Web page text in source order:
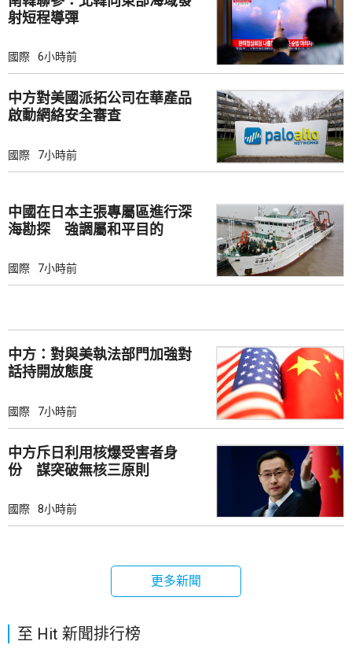
射短程導彈
國際 6小時前
中方對美國派拓公司在華產品
啟動網絡安全審查
國際 7小時前
中國在日本主張專屬區進行深
海勘探 強調屬和平目的
國際 7小時前
中方：對與美執法部門加強對
話持開放態度
國際 7小時前
中方斥日利用核爆受害者身
份 謀突破無核三原則
國際 8小時前
更多新聞
至 Hit 新聞排行榜